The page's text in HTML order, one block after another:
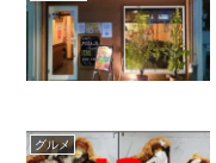
グルメ